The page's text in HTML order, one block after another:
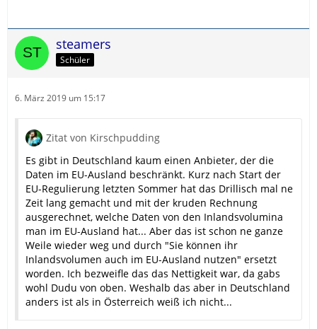
steamers
Schüler
6. März 2019 um 15:17
Zitat von Kirschpudding
Es gibt in Deutschland kaum einen Anbieter, der die
Daten im EU-Ausland beschränkt. Kurz nach Start der
EU-Regulierung letzten Sommer hat das Drillisch mal ne
Zeit lang gemacht und mit der kruden Rechnung
ausgerechnet, welche Daten von den Inlandsvolumina
man im EU-Ausland hat... Aber das ist schon ne ganze
Weile wieder weg und durch "Sie können ihr
Inlandsvolumen auch im EU-Ausland nutzen" ersetzt
worden. Ich bezweifle das das Nettigkeit war, da gabs
wohl Dudu von oben. Weshalb das aber in Deutschland
anders ist als in Österreich weiß ich nicht...